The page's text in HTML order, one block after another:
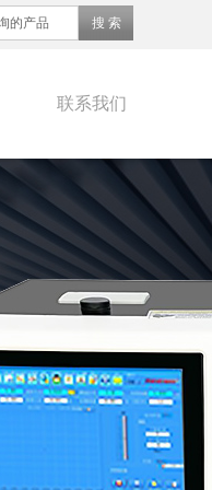
联系我们